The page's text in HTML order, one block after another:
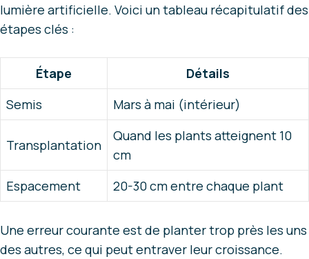
lumière artificielle. Voici un tableau récapitulatif des
étapes clés :
Étape
Détails
Semis
Mars à mai (intérieur)
Transplantation
Quand les plants atteignent 10
cm
Espacement
20-30 cm entre chaque plant
Une erreur courante est de planter trop près les uns
des autres, ce qui peut entraver leur croissance.